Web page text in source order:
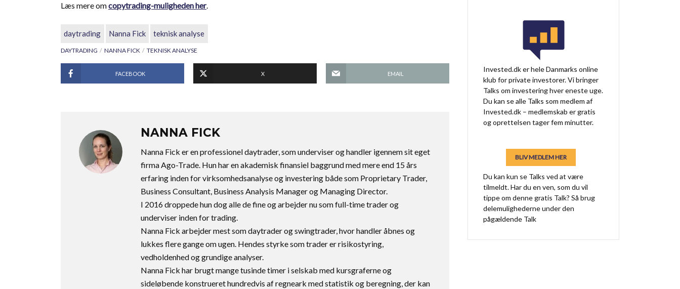
Læs mere omcopytrading-muligheden her.
daytrading Nanna Fick teknisk analyse
DAYTRADING NANNA FICK TEKNISK ANALYSE
FACEBOOK X EMAIL
NANNA FICK
Nanna Fick er en professionel daytrader, som underviser og handler igennem sit eget
firma Ago-Trade. Hun har en akademisk finansiel baggrund med mere end 15 års
erfaring inden for virksomhedsanalyse og investering både som Proprietary Trader,
Business Consultant, Business Analysis Manager og Managing Director.
I 2016 droppede hun dog alle de fine og arbejder nu som full-time trader og
underviser inden for trading.
Nanna Fick arbejder mest som daytrader og swingtrader, hvor handler åbnes og
lukkes flere gange om ugen. Hendes styrke som trader er risikostyring,
vedholdenhed og grundige analyser.
Nanna Fick har brugt mange tusinde timer i selskab med kursgraferne og
sideløbende konstrueret hundredvis af regneark med statistik og beregning, der kan
Invested.dk er hele Danmarks online
klub for private investorer. Vi bringer
Talks om investering hver eneste uge.
Du kan se alle Talks som medlem af
Invested.dk – medlemskab er gratis
og oprettelsen tager fem minutter.
BLIV MEDLEM HER
Du kan kun se Talks ved at være
tilmeldt. Har du en ven, som du vil
tippe om denne gratis Talk? Så brug
delemulighederne under den
pågældende Talk